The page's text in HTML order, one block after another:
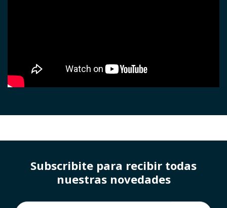
Subscribite para recibir todas
nuestras novedades